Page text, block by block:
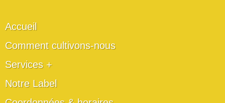
Accueil
Comment cultivons-nous
Services +
Notre Label